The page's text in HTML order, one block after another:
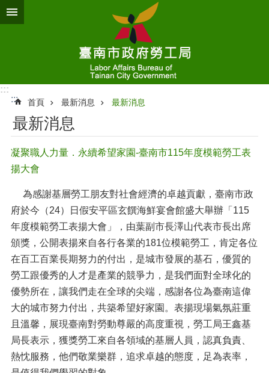
跳到主要內容區塊
:::
:::
首頁 最新消息 最新消息
最新消息
凝聚職人力量．永續希望家園-臺南市115年度模範勞工表
揚大會
為感謝基層勞工朋友對社會經濟的卓越貢獻，臺南市政
府於今（24）日假安平區玄饌海鮮宴會館盛大舉辦「115
年度模範勞工表揚大會」，由葉副市長澤山代表市長出席
頒獎，公開表揚來自各行各業的181位模範勞工，肯定各位
在百工百業長期努力的付出，是城市發展的基石，優質的
勞工跟優秀的人才是產業的競爭力，是我們面對全球化的
優勢所在，讓我們走在全球的尖端，感謝各位為臺南這偉
大的城市努力付出，共築希望好家園。表揚現場氣氛莊重
且溫馨，展現臺南對勞動尊嚴的高度重視，勞工局王鑫基
局長表示，獲獎勞工來自各領域的基層人員，認真負責、
熱忱服務，他們敬業樂群，追求卓越的態度，足為表率，